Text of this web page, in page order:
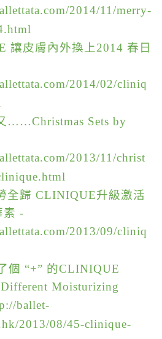
2014/11/merry-
讓皮膚內外換上2014 春日
2014/02/cliniq
……Christmas Sets by
2013/11/christ
全歸 CLINIQUE升級激活
素 -
2013/09/cliniq
個 “+” 的CLINIQUE
Moisturizing
ballet-
2013/08/45-clinique-